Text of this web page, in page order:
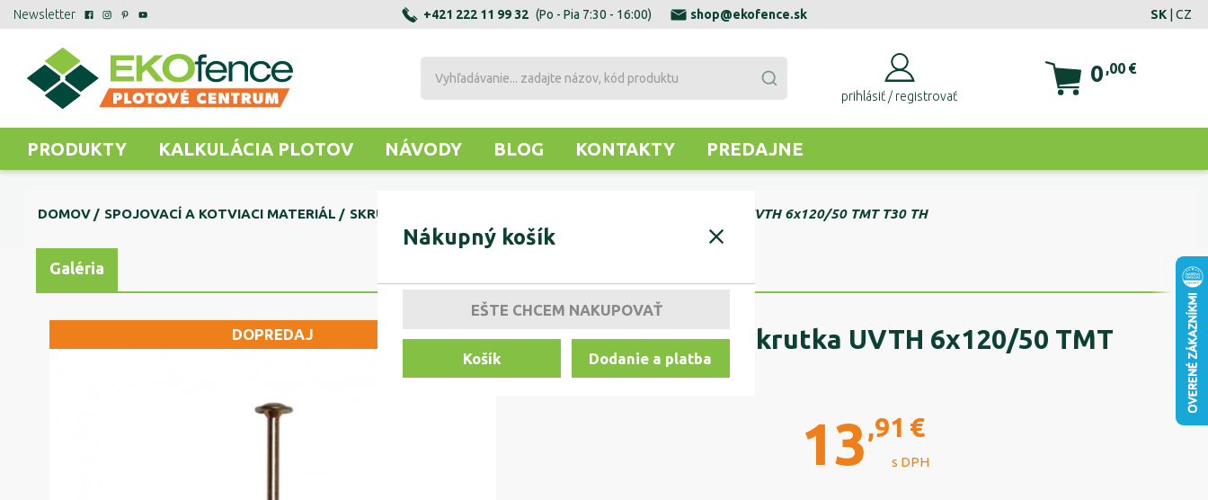
Newsletter +421 222 11 99 32 (Po - Pia 7:30 - 16:00) shop@ekofence.sk SK | CZ
prihlásiť / registrovať
0 ,00 €
PRODUKTY KALKULÁCIA PLOTOV NÁVODY BLOG KONTAKTY PREDAJNE
Nákupný košík
EŠTE CHCEM NAKUPOVAŤ
Košík Dodanie a platba
DOMOV SPOJOVACÍ A KOTVIACI MATERIÁL SKRUTKY Konštrukčná skrutka UVTH 6x120/50 TMT T30 TH
Galéria
DOPREDAJ
Konštrukčná skrutka UVTH 6x120/50 TMT
T30 TH
13,91 €
s DPH